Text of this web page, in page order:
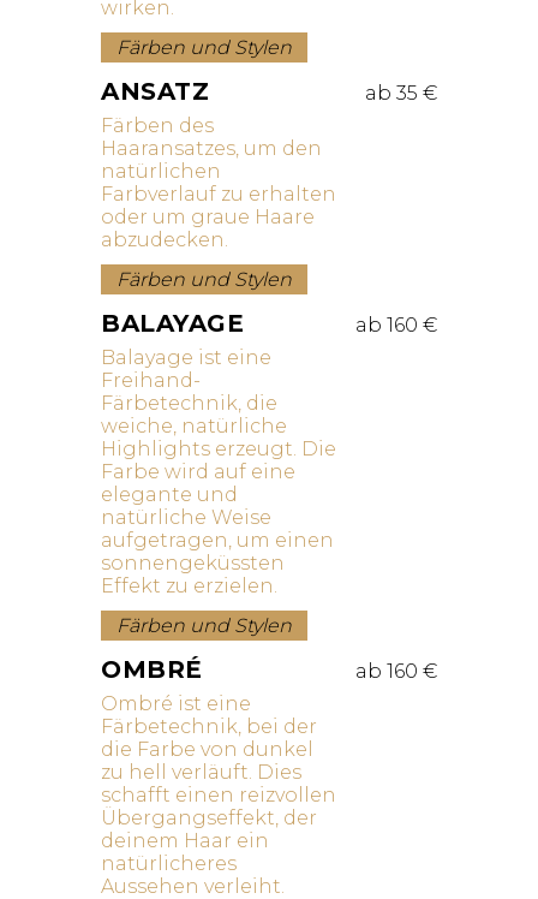
wirken.
Färben und Stylen
ANSATZ
ab 35 €
Färben des
Haaransatzes, um den
natürlichen
Farbverlauf zu erhalten
oder um graue Haare
abzudecken.
Färben und Stylen
BALAYAGE
ab 160 €
Balayage ist eine
Freihand-
Färbetechnik, die
weiche, natürliche
Highlights erzeugt. Die
Farbe wird auf eine
elegante und
natürliche Weise
aufgetragen, um einen
sonnengeküssten
Effekt zu erzielen.
Färben und Stylen
OMBRÉ
ab 160 €
Ombré ist eine
Färbetechnik, bei der
die Farbe von dunkel
zu hell verläuft. Dies
schafft einen reizvollen
Übergangseffekt, der
deinem Haar ein
natürlicheres
Aussehen verleiht.